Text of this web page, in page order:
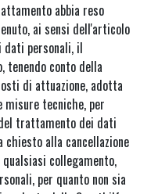
abbia reso
ai sensi dell'articolo
dati personali, il
tenendo conto della
di attuazione, adotta
misure tecniche, per
trattamento dei dati
alla cancellazione
collegamento,
per quanto non sia